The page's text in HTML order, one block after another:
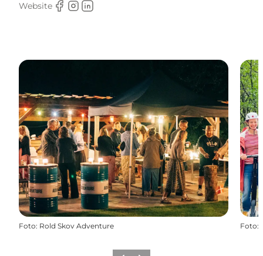
Website
Facebook
Instagram
LinkedIn
Foto: Rold Skov Adventure Foto: